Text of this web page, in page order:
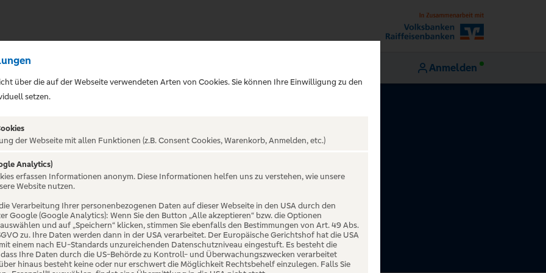
Anmelden
über die auf der Webseite verwendeten Arten von Cookies. Sie können Ihre Einwilligung zu den
setzen.
der Webseite mit allen Funktionen (z.B. Consent Cookies, Warenkorb, Anmelden, etc.)
Analytics)
erfassen Informationen anonym. Diese Informationen helfen uns zu verstehen, wie unsere
Website nutzen.
Verarbeitung Ihrer personenbezogenen Daten auf dieser Webseite in den USA durch den
Google (Google Analytics): Wenn Sie den Button „Alle akzeptieren“ bzw. die Optionen
und auf „Speichern“ klicken, stimmen Sie ebenfalls den Bestimmungen von Art. 49 Abs.
zu. Ihre Daten werden dann in der USA verarbeitet. Der Europäische Gerichtshof hat die USA
einem nach EU-Standards unzureichenden Datenschutzniveau eingestuft. Es besteht die
Ihre Daten durch die US-Behörde zu Kontroll- und Überwachungszwecken verarbeitet
hinaus besteht keine oder nur erschwert die Möglichkeit Rechtsbehelf einzulegen. Falls Sie